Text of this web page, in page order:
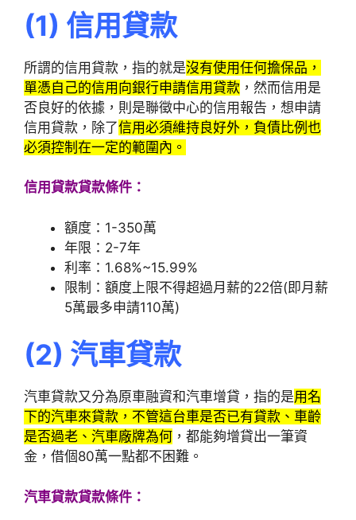
(1) 信用貸款
所謂的信用貸款，指的就是沒有使用任何擔保品，
單憑自己的信用向銀行申請信用貸款 ，然而信用是
否良好的依據，則是聯徵中心的信用報告，想申請
信用貸款，除了信用必須維持良好外，負債比例也
必須控制在一定的範圍內。
信用貸款貸款條件：
額度：1-350萬
年限：2-7年
利率：1.68%~15.99%
限制：額度上限不得超過月薪的22倍(即月薪
5萬最多申請110萬)
(2) 汽車貸款
汽車貸款又分為原車融資和汽車增貸，指的是用名
下的汽車來貸款，不管這台車是否已有貸款、車齡
是否過老、汽車廠牌為何 ，都能夠增貸出一筆資
金，借個80萬一點都不困難。
汽車貸款貸款條件：